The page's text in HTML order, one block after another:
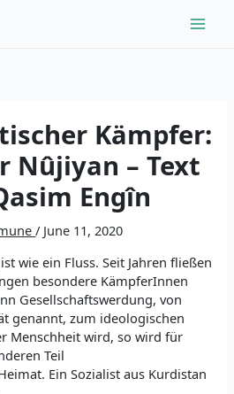
Kämpfer:
Nûjiyan – Text
Engîn
/ June 11, 2020
wie ein Fluss. Seit Jahren fließen
besondere KämpferInnen
Gesellschaftswerdung, von
genannt, zum ideologischen
Menschheit wird, so wird für
Teil
Ein Sozialist aus Kurdistan